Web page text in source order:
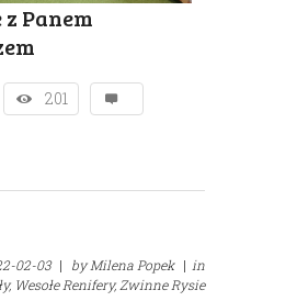
Panem
201
02-03 | byMilena Popek | in
Wesołe Renifery, Zwinne Rysie